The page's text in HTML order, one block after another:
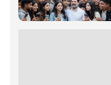
भेद-भाव पैदा करने
इन पाखंडों से मुक्त